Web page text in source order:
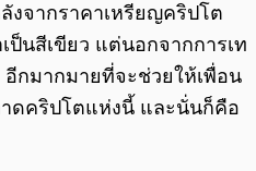
งจากราคาเหรียญคริปโต
นสีเขียว แต่นอกจากการเท
กมากมายที่จะช่วยให้เพื่อน
ดคริปโตแห่งนี้ และนั่นก็คือ